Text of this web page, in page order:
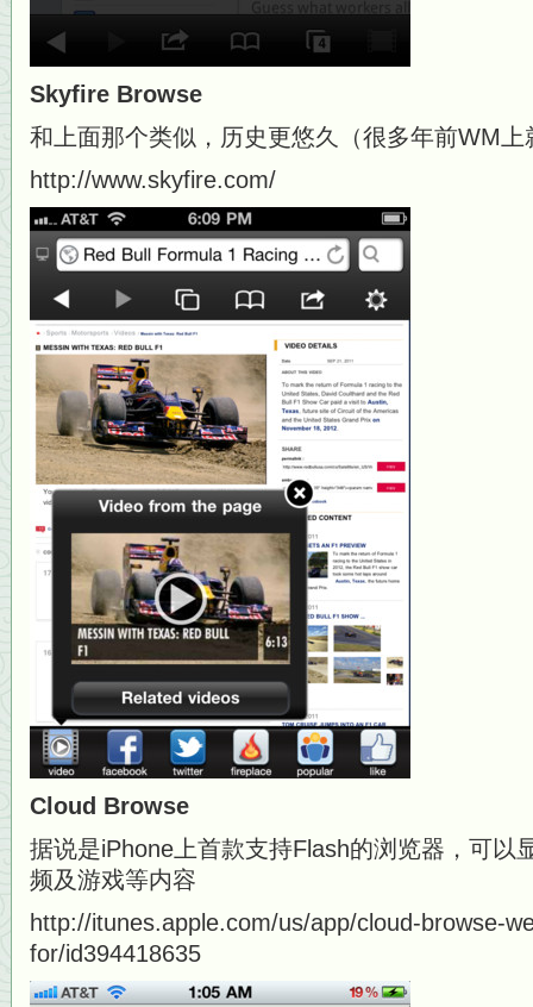
Skyfire Browse
和上面那个类似，历史更悠久（很多年前WM上
http://www.skyfire.com/
Cloud Browse
据说是iPhone上首款支持Flash的浏览器，可以
频及游戏等内容
http://itunes.apple.com/us/app/cloud-browse-
for/id394418635